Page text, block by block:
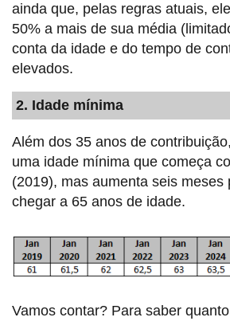
ainda que, pelas regras atuais,
50% a mais de sua média
conta da idade e do tempo de
elevados.
2. Idade mínima
Além dos 35 anos de
uma idade mínima que começa
(2019), mas aumenta seis meses
chegar a 65 anos de idade.
Vamos contar? Para saber